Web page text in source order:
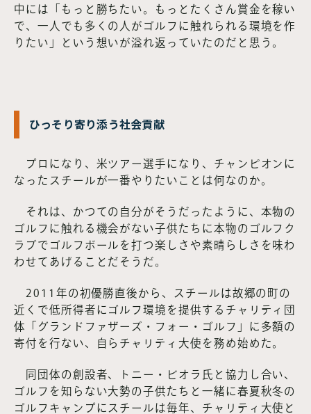
中には「もっと勝ちたい。もっとたくさん賞金を稼い
で、一人でも多くの人がゴルフに触れられる環境を作
りたい」という想いが溢れ返っていたのだと思う。
ひっそり寄り添う社会貢献
プロになり、米ツアー選手になり、チャンピオンに
なったスチールが一番やりたいことは何なのか。
それは、かつての自分がそうだったように、本物の
ゴルフに触れる機会がない子供たちに本物のゴルフク
ラブでゴルフボールを打つ楽しさや素晴らしさを味わ
わせてあげることだそうだ。
2011年の初優勝直後から、スチールは故郷の町の
近くで低所得者にゴルフ環境を提供するチャリティ団
体「グランドファザーズ・フォー・ゴルフ」に多額の
寄付を行ない、自らチャリティ大使を務め始めた。
同団体の創設者、トニー・ビオラ氏と協力し合い、
ゴルフを知らない大勢の子供たちと一緒に春夏秋冬の
ゴルフキャンプにスチールは毎年、チャリティ大使と